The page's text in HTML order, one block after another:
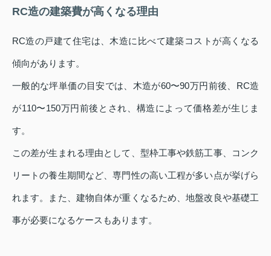
RC造の建築費が高くなる理由
RC造の戸建て住宅は、木造に比べて建築コストが高くなる
傾向があります。
一般的な坪単価の目安では、木造が60〜90万円前後、RC造
が110〜150万円前後とされ、構造によって価格差が生じま
す。
この差が生まれる理由として、型枠工事や鉄筋工事、コンク
リートの養生期間など、専門性の高い工程が多い点が挙げら
れます。また、建物自体が重くなるため、地盤改良や基礎工
事が必要になるケースもあります。